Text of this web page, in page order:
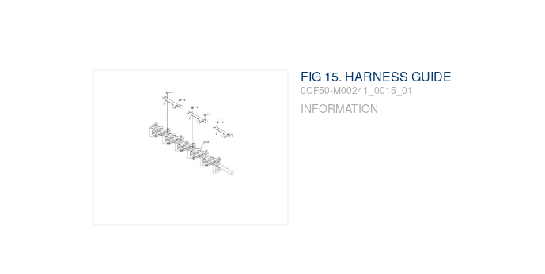
FIG 15. HARNESS GUIDE
0CF50-M00241_0015_01
INFORMATION